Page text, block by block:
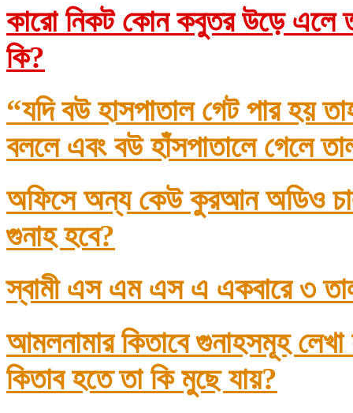
কারো নিকট কোন কবুতর উড়ে এলে
কি?
“যদি বউ হাসপাতাল গেট পার হয়
বললে এবং বউ হাঁসপাতালে গেলে
অফিসে অন্য কেউ কুরআন অডিও
গুনাহ হবে?
স্বামী এস এম এস এ একবারে ৩
আমলনামার কিতাবে গুনাহসমূহ
কিতাব হতে তা কি মুছে যায়?